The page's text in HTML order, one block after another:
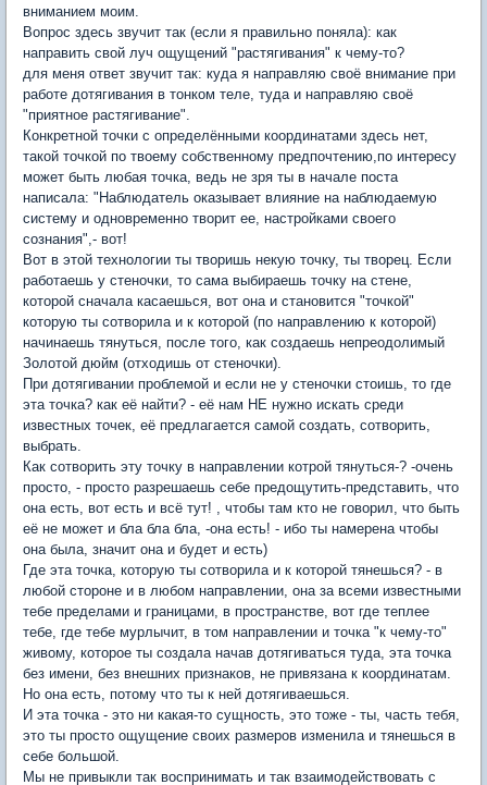
вниманием моим.
Вопрос здесь звучит так (если я правильно поняла): как
направить свой луч ощущений "растягивания" к чему-то?
для меня ответ звучит так: куда я направляю своё внимание при
работе дотягивания в тонком теле, туда и направляю своё
"приятное растягивание".
Конкретной точки с определёнными координатами здесь нет,
такой точкой по твоему собственному предпочтению,по интересу
может быть любая точка, ведь не зря ты в начале поста
написала: "Наблюдатель оказывает влияние на наблюдаемую
систему и одновременно творит ее, настройками своего
сознания",- вот!
Вот в этой технологии ты творишь некую точку, ты творец. Если
работаешь у стеночки, то сама выбираешь точку на стене,
которой сначала касаешься, вот она и становится "точкой"
которую ты сотворила и к которой (по направлению к которой)
начинаешь тянуться, после того, как создаешь непреодолимый
Золотой дюйм (отходишь от стеночки).
При дотягивании проблемой и если не у стеночки стоишь, то где
эта точка? как её найти? - её нам НЕ нужно искать среди
известных точек, её предлагается самой создать, сотворить,
выбрать.
Как сотворить эту точку в направлении котрой тянуться-? -очень
просто, - просто разрешаешь себе предощутить-представить, что
она есть, вот есть и всë тут! , чтобы там кто не говорил, что быть
её не может и бла бла бла, -она есть! - ибо ты намерена чтобы
она была, значит она и будет и есть)
Где эта точка, которую ты сотворила и к которой тянешься? - в
любой стороне и в любом направлении, она за всеми известными
тебе пределами и границами, в пространстве, вот где теплее
тебе, где тебе мурлычит, в том направлении и точка "к чему-то"
живому, которое ты создала начав дотягиваться туда, эта точка
без имени, без внешних признаков, не привязана к координатам.
Но она есть, потому что ты к ней дотягиваешься.
И эта точка - это ни какая-то сущность, это тоже - ты, часть тебя,
это ты просто ощущение своих размеров изменила и тянешься в
себе большой.
Мы не привыкли так воспринимать и так взаимодействовать с